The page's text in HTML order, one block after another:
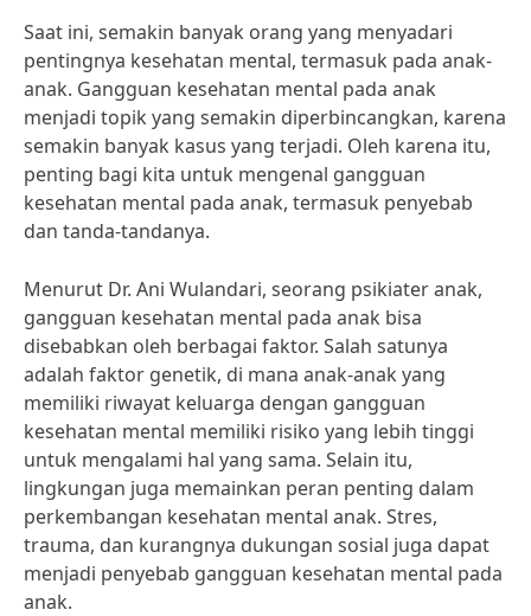
Saat ini, semakin banyak orang yang menyadari
pentingnya kesehatan mental, termasuk pada anak-
anak. Gangguan kesehatan mental pada anak
menjadi topik yang semakin diperbincangkan, karena
semakin banyak kasus yang terjadi. Oleh karena itu,
penting bagi kita untuk mengenal gangguan
kesehatan mental pada anak, termasuk penyebab
dan tanda-tandanya.
Menurut Dr. Ani Wulandari, seorang psikiater anak,
gangguan kesehatan mental pada anak bisa
disebabkan oleh berbagai faktor. Salah satunya
adalah faktor genetik, di mana anak-anak yang
memiliki riwayat keluarga dengan gangguan
kesehatan mental memiliki risiko yang lebih tinggi
untuk mengalami hal yang sama. Selain itu,
lingkungan juga memainkan peran penting dalam
perkembangan kesehatan mental anak. Stres,
trauma, dan kurangnya dukungan sosial juga dapat
menjadi penyebab gangguan kesehatan mental pada
anak.